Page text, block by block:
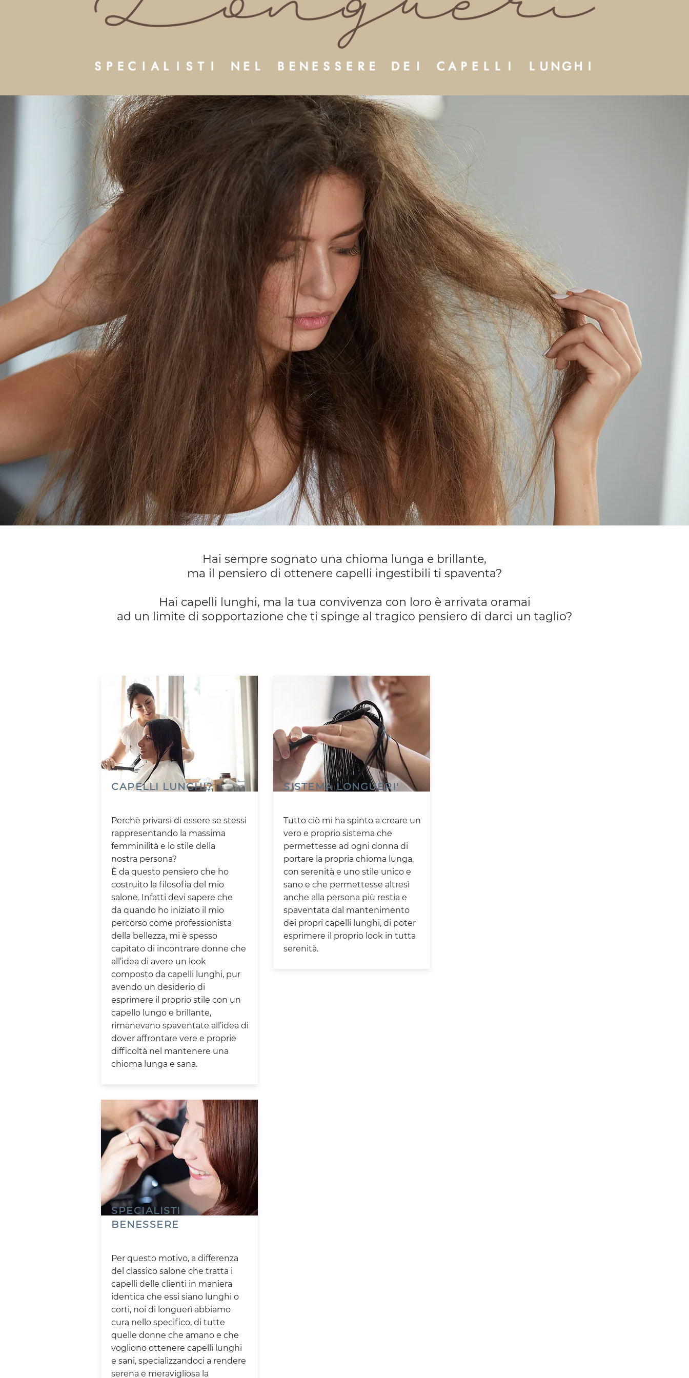
Hai sempre sognato una chioma lunga e brillante,
ma il pensiero di ottenere capelli ingestibili ti spaventa?
Hai capelli lunghi, ma la tua convivenza con loro è arrivata oramai
ad un limite di sopportazione che ti spinge al tragico pensiero di darci un taglio?
CAPELLI LUNGHI?
Perchè privarsi di essere se stessi
rappresentando la massima
femminilità e lo stile della
nostra persona?
È da questo pensiero che ho
costruito la filosofia del mio
salone. Infatti devi sapere che
da quando ho iniziato il mio
percorso come professionista
della bellezza, mi è spesso
capitato di incontrare donne che
all’idea di avere un look
composto da capelli lunghi, pur
avendo un desiderio di
esprimere il proprio stile con un
capello lungo e brillante,
rimanevano spaventate all’idea di
dover affrontare vere e proprie
difficoltà nel mantenere una
chioma lunga e sana.
SISTEMA LONGUERI'
Tutto ciò mi ha spinto a creare un
vero e proprio sistema che
permettesse ad ogni donna di
portare la propria chioma lunga,
con serenità e uno stile unico e
sano e che permettesse altresì
anche alla persona più restia e
spaventata dal mantenimento
dei propri capelli lunghi, di poter
esprimere il proprio look in tutta
serenità.
SPECIALISTI
BENESSERE
Per questo motivo, a differenza
del classico salone che tratta i
capelli delle clienti in maniera
identica che essi siano lunghi o
corti, noi di longuerì abbiamo
cura nello specifico, di tutte
quelle donne che amano e che
vogliono ottenere capelli lunghi
e sani, specializzandoci a rendere
serena e meravigliosa la